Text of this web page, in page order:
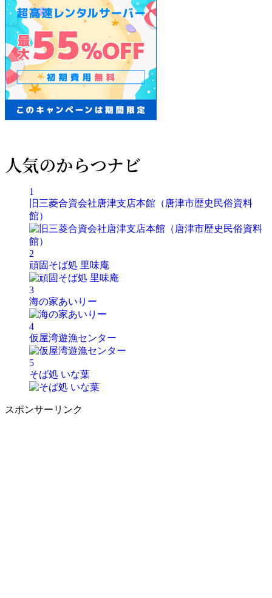
人気のからつナビ
1
旧三菱合資会社唐津支店本館（唐津市歴史民俗資料
館）
2
頑固そば処 里味庵
3
海の家あいりー
4
仮屋湾遊漁センター
5
そば処 いな葉
スポンサーリンク